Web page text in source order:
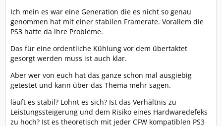
Ich mein es war eine Generation die es nicht so genau
genommen hat mit einer stabilen Framerate. Vorallem die
PS3 hatte da ihre Probleme.
Das für eine ordentliche Kühlung vor dem übertaktet
gesorgt werden muss ist auch klar.
Aber wer von euch hat das ganze schon mal ausgiebig
getestet und kann über das Thema mehr sagen.
läuft es stabil? Lohnt es sich? Ist das Verhältnis zu
Leistungssteigerung und dem Risiko eines Hardwaredefeks
zu hoch? Ist es theoretisch mit jeder CFW kompatiblen PS3